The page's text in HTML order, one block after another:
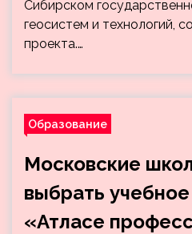
Сибирском
геосистем и технологий,
проекта.…
Образование
Московские
выбрать
«Атласе